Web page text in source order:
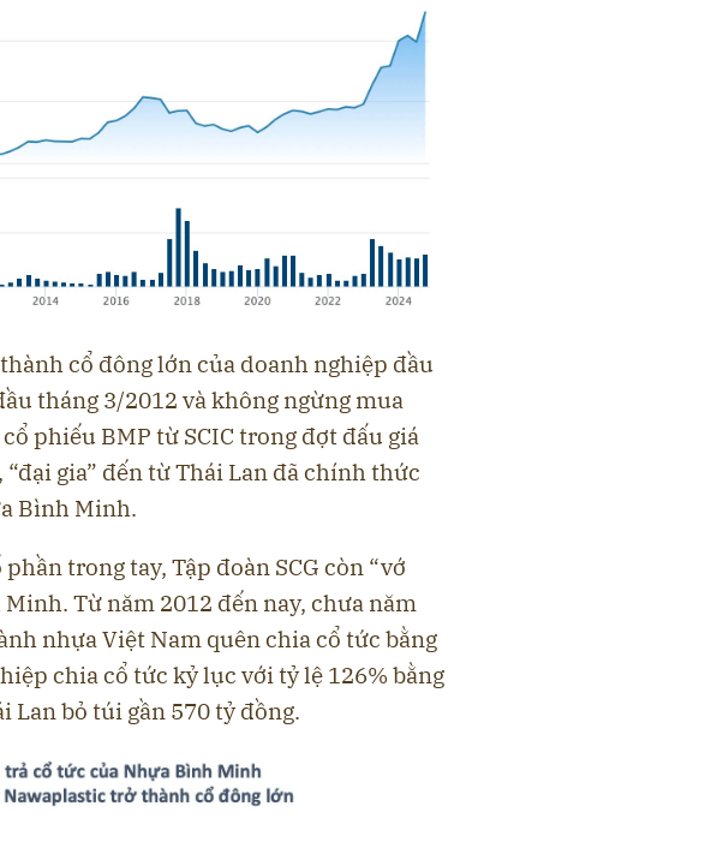
cổ đông lớn của doanh nghiệp đầu
tháng 3/2012 và không ngừng mua
phiếu BMP từ SCIC trong đợt đấu giá
gia” đến từ Thái Lan đã chính thức
Bình Minh.
trong tay, Tập đoàn SCG còn “vớ
Từ năm 2012 đến nay, chưa năm
nhựa Việt Nam quên chia cổ tức bằng
chia cổ tức kỷ lục với tỷ lệ 126% bằng
Lan bỏ túi gần 570 tỷ đồng.